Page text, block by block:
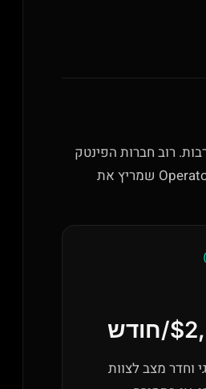
רוב חברות הפינטק
לוקחות אותי כ-Operator שמריץ את
וחדר מצב לצוות